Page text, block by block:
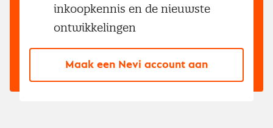
inkoopkennis en de nieuwste
ontwikkelingen
Maak een Nevi account aan